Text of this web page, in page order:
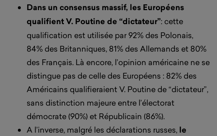
Dans un consensus massif, les Européens
qualifient V. Poutine de “dictateur”: cette
qualification est utilisée par 92% des Polonais,
84% des Britanniques, 81% des Allemands et 80%
des Français. Là encore, l’opinion américaine ne se
distingue pas de celle des Européens : 82% des
Américains qualifieraient V. Poutine de “dictateur”,
sans distinction majeure entre l’électorat
démocrate (90%) et Républicain (86%).
A l’inverse, malgré les déclarations russes, le